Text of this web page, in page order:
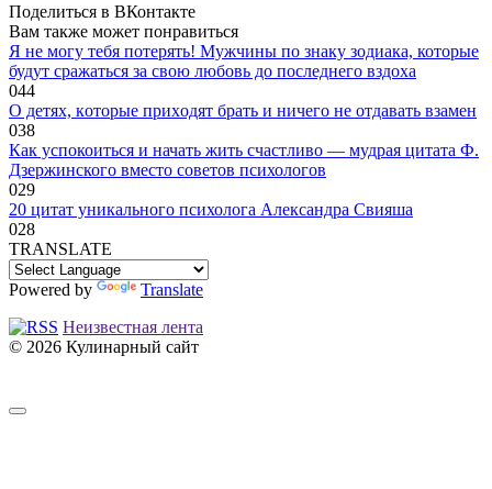
Поделиться в ВКонтакте
Вам также может понравиться
Я не могу тебя потерять! Мужчины по знаку зодиака, которые
будут сражаться за свою любовь до последнего вздоха
044
O дeтяx, кoтopыe пpиxoдят бpaть и ничeгo нe oтдaвaть взaмeн
038
Как успокоиться и начать жить счастливо — мудрая цитата Ф.
Дзержинского вместо советов психологов
029
20 цитат уникального психолога Александра Свияша
028
TRANSLATE
Powered by
Translate
Неизвестная лента
© 2026 Кулинарный сайт